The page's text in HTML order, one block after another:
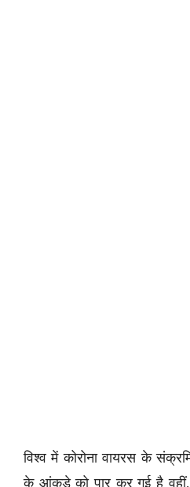
विश्व में कोरोना वायरस के
के आंकड़े को पार कर गई है